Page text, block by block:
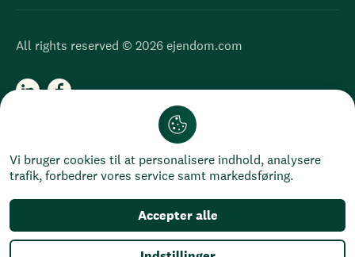
All rights reserved © 2026 ejendom.com
Privatlivspolitik
Vi bruger cookies til at personalisere indhold, analysere
trafik, forbedrer vores service samt markedsføring.
Accepter alle